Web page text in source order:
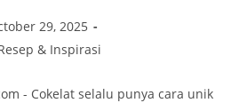
29, 2025
& Inspirasi
- Cokelat selalu punya cara unik